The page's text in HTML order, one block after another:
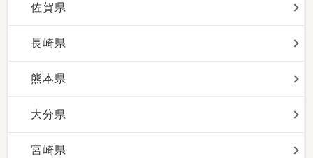
佐賀県
長崎県
熊本県
大分県
宮崎県